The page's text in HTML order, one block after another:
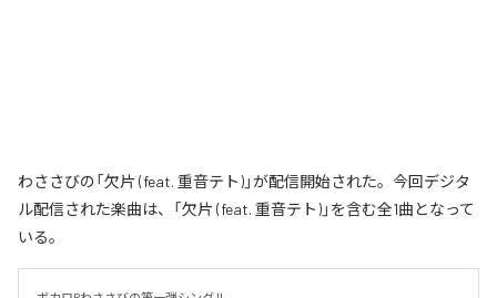
わささびの「欠片 (feat. 重音テト)」が配信開始された。今回デジタ
ル配信された楽曲は、「欠片 (feat. 重音テト)」を含む全1曲となって
いる。